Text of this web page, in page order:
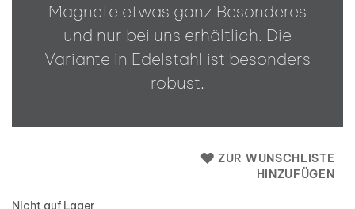
Magnete etwas ganz Besonderes
und nur bei uns erhältlich. Die
Variante in Edelstahl ist besonders
robust.
ZUR WUNSCHLISTE
HINZUFÜGEN
Nicht auf Lager